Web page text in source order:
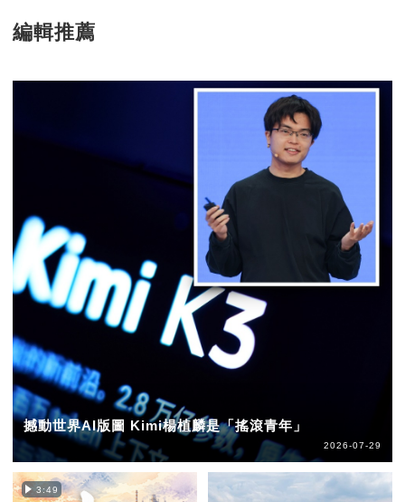
編輯推薦
撼動世界AI版圖 Kimi楊植麟是「搖滾青年」
2026-07-29
3:49